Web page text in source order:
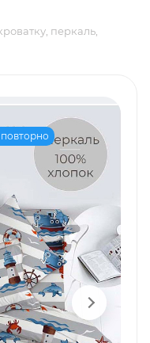
перкаль,